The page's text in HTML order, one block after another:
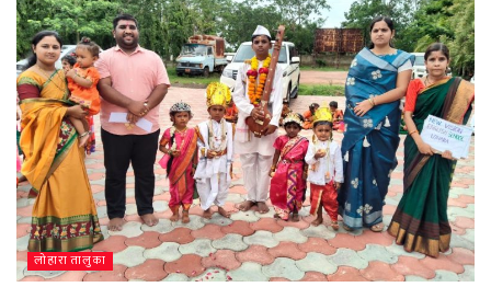
लोहारा तालुका